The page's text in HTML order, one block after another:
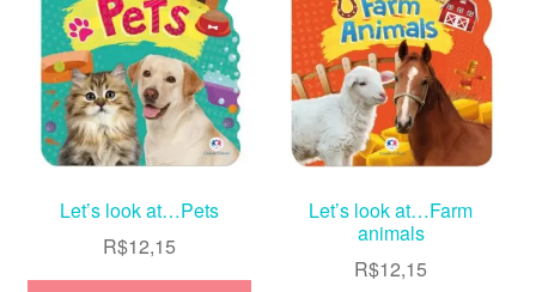
Let’s look at…Pets
R$12,15
Let’s look at…Farm
animals
R$12,15